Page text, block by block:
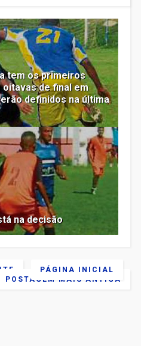
tem os primeiros
de final em
definidos na última
na decisão
POSTAGEM MAIS ANTIGA
PÁGINA INICIAL